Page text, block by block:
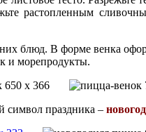
растопленным
блюд. В форме венка
и морепродукты.
символ праздника –